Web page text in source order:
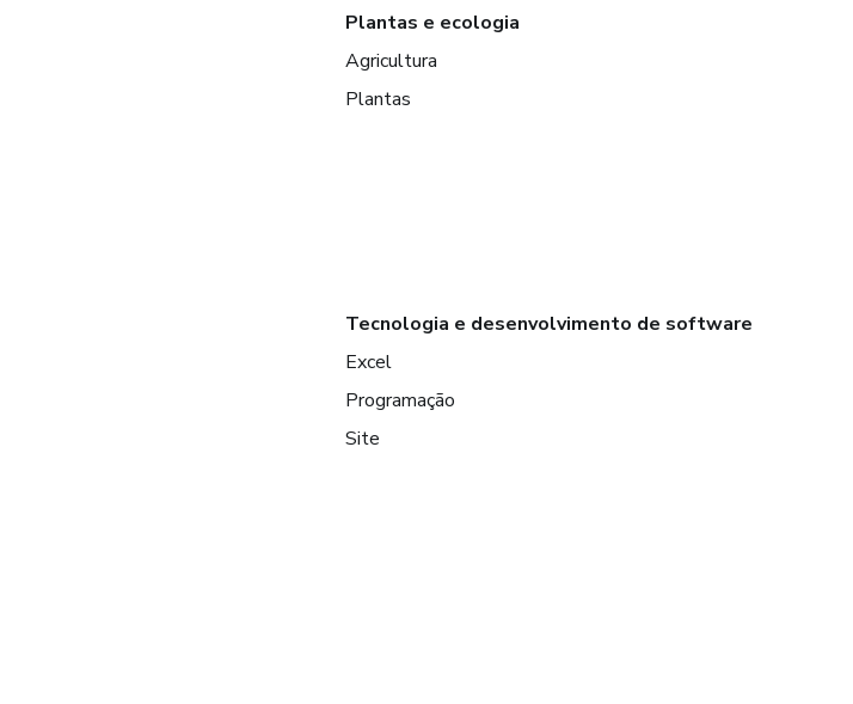
Plantas e ecologia
Agricultura
Plantas
Tecnologia e desenvolvimento de software
Excel
Programação
Site